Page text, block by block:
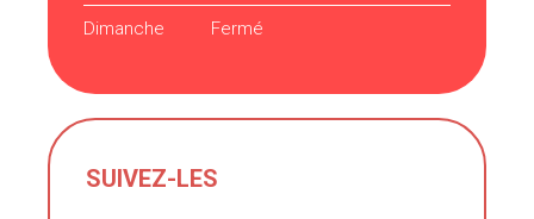
Dimanche
Fermé
SUIVEZ-LES